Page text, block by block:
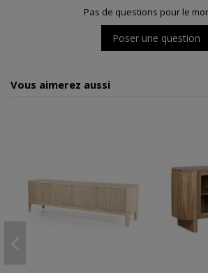
Pas de questions pour le
Poser une question
Vous aimerez aussi